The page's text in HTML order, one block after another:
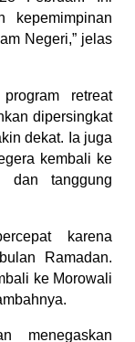
kepemimpinan
Negeri,” jelas
retreat
dipersingkat
dekat. Ia juga
kembali ke
dan tanggung
karena
Ramadan.
ke Morowali
menegaskan